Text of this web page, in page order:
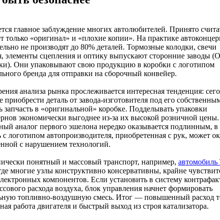
главное заблуждение многих автолюбителей. Принято
только «оригинал» и «плохие копии». На практике
не производят до 80% деталей. Тормозные колодки, свечи
элементы сцепления и оптику выпускают сторонние заводы
Они упаковывают свою продукцию в коробки с логотипом
бренда для отправки на сборочный конвейер.
анализа рынка прослеживается интересная тенденция:
приобрести деталь от завода-изготовителя под его
запчасть в «оригинальной» коробке. Подделывать упаковки
экономически выгоднее из-за их высокой розничной
аналог первого эшелона нередко оказывается подлинным, в
с логотипом автопроизводителя, приобретенная с рук, может
с нарушением технологий.
понятный и массовый транспорт, например, автомобиль
многие узлы конструктивно консервативны, крайне
компонентов. Если установить в систему
расхода воздуха, блок управления начнет формировать
топливно-воздушную смесь. Итог — повышенный расход
работа двигателя и быстрый выход из строя катализатора.